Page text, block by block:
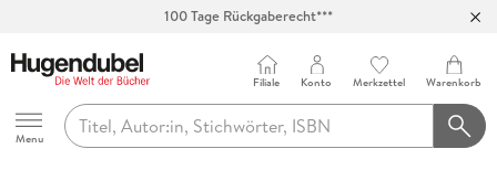
100 Tage Rückgaberecht***
Hugendubel
Menu
Filiale Konto Merkzettel Warenkorb